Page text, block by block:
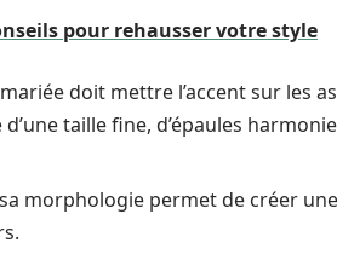
pour rehausser votre style
doit mettre l’accent sur les
taille fine, d’épaules
morphologie permet de créer